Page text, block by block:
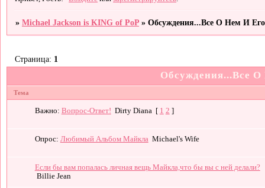
»Michael Jackson is KING of PoP »Обсуждения...Все О Нем И Его
Обсуждения...Все О
Страница: 1
Тема
Важно: Вопрос-Ответ! Dirty Diana [ 1 2 ]
Опрос: Любимый Альбом Майкла Michael's Wife
Если бы вам попалась личная вещь Майкла,что бы вы с ней делали?
Billie Jean